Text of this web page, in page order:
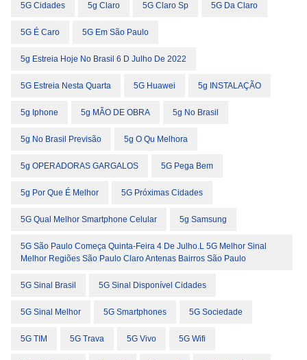
5G Cidades 5g Claro 5G Claro Sp 5G Da Claro
5G É Caro 5G Em São Paulo
5g Estreia Hoje No Brasil 6 D Julho De 2022
5G Estreia Nesta Quarta 5G Huawei 5g INSTALAÇÃO
5g Iphone 5g MÃO DE OBRA 5g No Brasil
5g No Brasil Previsão 5g O Qu Melhora
5g OPERADORAS GARGALOS 5G Pega Bem
5g Por Que É Melhor 5G Próximas Cidades
5G Qual Melhor Smartphone Celular 5g Samsung
5G São Paulo Começa Quinta-Feira 4 De Julho.l 5G Melhor Sinal
Melhor Regiões São Paulo Claro Antenas Bairros São Paulo
5G Sinal Brasil 5G Sinal Disponível Cidades
5G Sinal Melhor 5G Smartphones 5G Sociedade
5G TIM 5G Trava 5G Vivo 5G Wifi